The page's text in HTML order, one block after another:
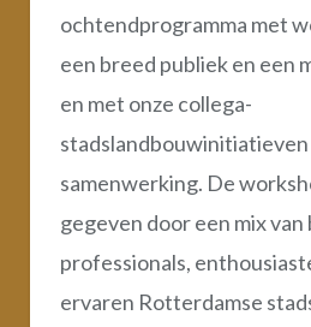
ochtendprogramma met
een breed publiek en een
en met onze collega-
samenwerking. De
gegeven door een mix
professionals,
ervaren Rotterdamse